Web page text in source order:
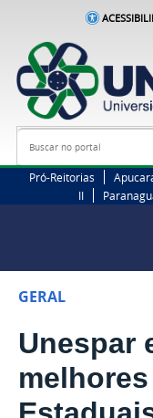
Busca
Pró-Reitorias
II
GERAL
Unespar